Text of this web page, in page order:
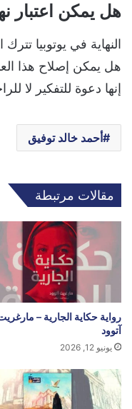
هل يمكن اعتبار
النهاية في يوتوبيا
هل يمكن إصلاح هذا
إنها دعوة للتفكير لا
أحمد خالد توفيق
مقالات مرتبطة
رواية حكاية الجارية –
آتوود
يونيو 12, 2026